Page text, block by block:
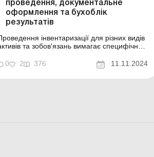
проведення, документальне
оформлення та бухоблік
результатів
інвентаризації для різних видів
та зобов'язань вимагає специфічних
однаковими. В цьому чеклісті
ми навели алгоритм організації та
0 2 376 11.11.2024